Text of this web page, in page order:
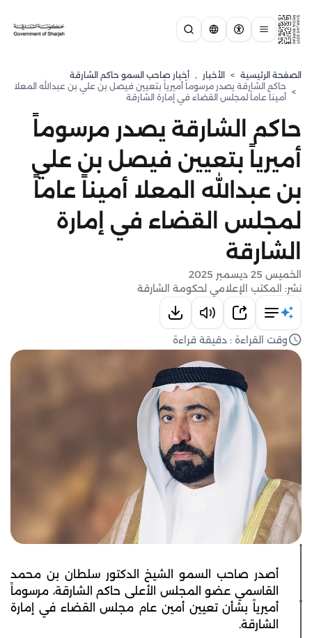
الصفحة الرئيسية > الأخبار , أخبار صاحب السمو حاكم الشارقة
>
حاكم الشارقة يصدر مرسوماً أميرياً بتعيين فيصل بن علي بن عبدالله المعلا
أميناً عاماً لمجلس القضاء في إمارة الشارقة
حاكم الشارقة يصدر مرسوماً
أميرياً بتعيين فيصل بن علي
بن عبدالله المعلا أميناً عاماً
لمجلس القضاء في إمارة
الشارقة
الخميس 25 ديسمبر 2025
نشر: المكتب الإعلامي لحكومة الشارقة
وقت القراءة : دقيقة قراءة
أصدر صاحب السمو الشيخ الدكتور سلطان بن محمد
القاسمي عضو المجلس الأعلى حاكم الشارقة، مرسوماً
أميرياً بشأن تعيين أمين عام مجلس القضاء في إمارة
الشارقة.